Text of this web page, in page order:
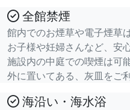
全館禁煙
館内でのお煙草や電子煙草
お子様や妊婦さんなど、安
施設内の中庭での喫煙は可
外に置いてある、灰皿をご
海沿い・海水浴